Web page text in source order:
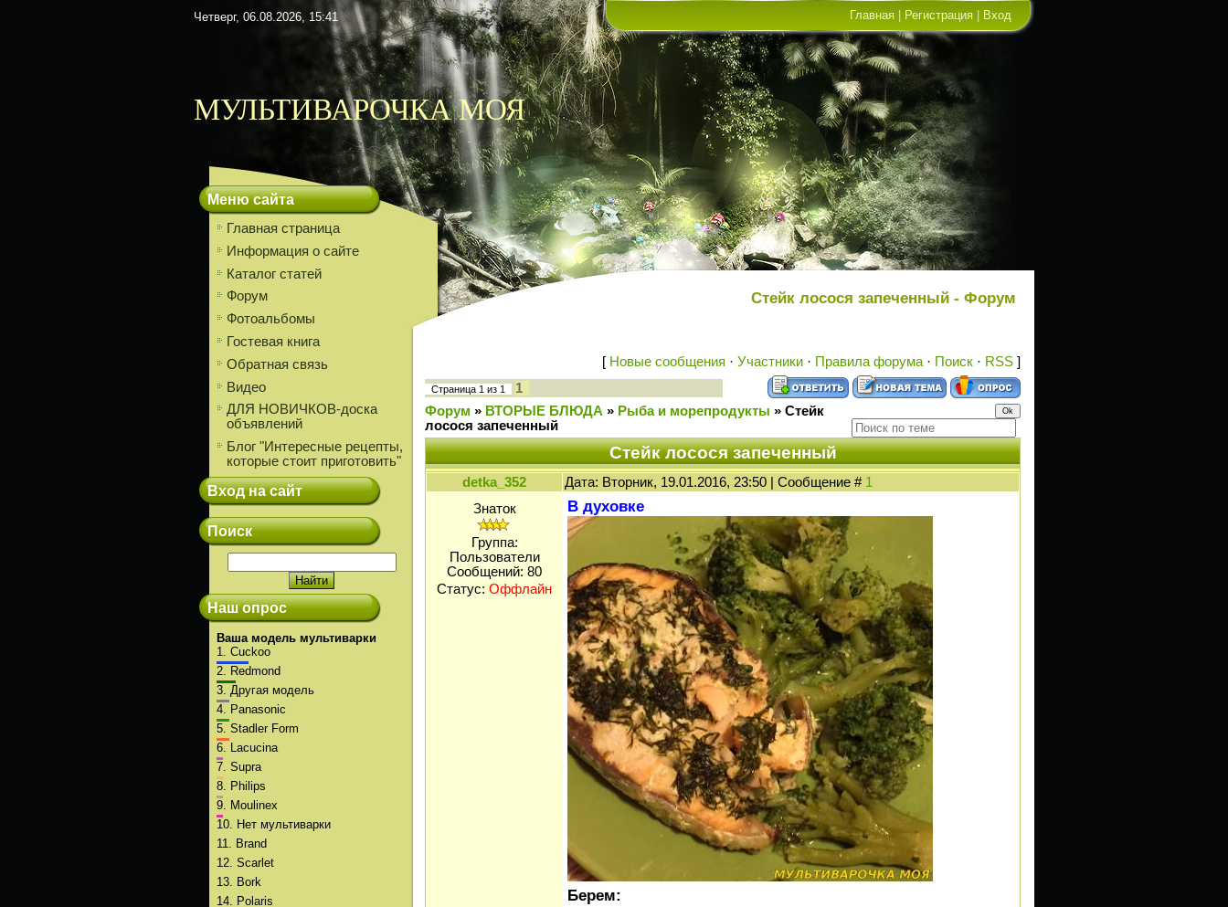
Четверг, 06.08.2026, 15:41 Главная Регистрация Вход
МУЛЬТИВАРОЧКА МОЯ
Меню сайта
Главная страница
Информация о сайте
Каталог статей
Форум
Фотоальбомы
Гостевая книга
Обратная связь
Видео
ДЛЯ НОВИЧКОВ-доска
объявлений
Блог "Интересные рецепты,
которые стоит приготовить"
Вход на сайт
Поиск
Наш опрос
Ваша модель мультиварки
1. Cuckoo
2.
Redmond
3. Другая модель
4.
Panasonic
5. Stadler Form
6.
Lacucina
7. Supra
8.
Philips
9.
Moulinex
10.
Нет мультиварки
11.
Brand
12. Scarlet
13.
Bork
14.
Polaris
Стейк лосося запеченный - Форум
[ Новые сообщения · Участники · Правила форума · Поиск · RSS ]
Страница 1 из 1
1
Форум » ВТОРЫЕ БЛЮДА » Рыба и морепродукты » Стейк
лосося запеченный
Стейк лосося запеченный
detka_352 Дата: Вторник, 19.01.2016, 23:50 | Сообщение # 1
Знаток
Группа:
Пользователи
Сообщений: 80
Статус: Оффлайн
В духовке
Берем: